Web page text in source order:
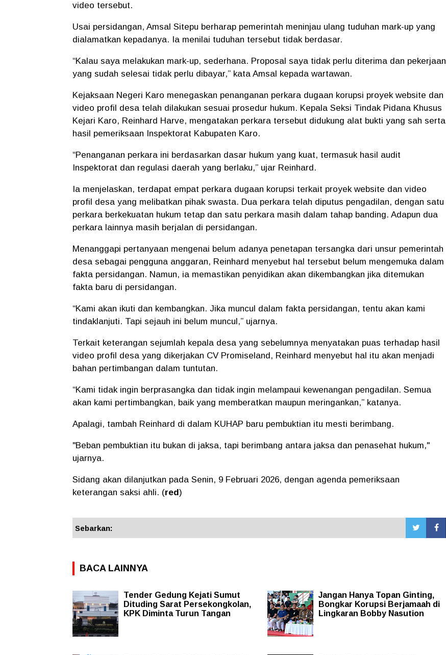
video tersebut.
Usai persidangan, Amsal Sitepu berharap pemerintah meninjau ulang tuduhan mark-up yang
dialamatkan kepadanya. Ia menilai tuduhan tersebut tidak berdasar.
“Kalau saya melakukan mark-up, sederhana. Proposal saya tidak perlu diterima dan pekerjaan
yang sudah selesai tidak perlu dibayar,” kata Amsal kepada wartawan.
Kejaksaan Negeri Karo menegaskan penanganan perkara dugaan korupsi proyek website dan
video profil desa telah dilakukan sesuai prosedur hukum. Kepala Seksi Tindak Pidana Khusus
Kejari Karo, Reinhard Harve, mengatakan perkara tersebut didukung alat bukti yang sah serta
hasil pemeriksaan Inspektorat Kabupaten Karo.
“Penanganan perkara ini berdasarkan dasar hukum yang kuat, termasuk hasil audit
Inspektorat dan regulasi daerah yang berlaku,” ujar Reinhard.
Ia menjelaskan, terdapat empat perkara dugaan korupsi terkait proyek website dan video
profil desa yang melibatkan pihak swasta. Dua perkara telah diputus pengadilan, dengan satu
perkara berkekuatan hukum tetap dan satu perkara masih dalam tahap banding. Adapun dua
perkara lainnya masih berjalan di persidangan.
Menanggapi pertanyaan mengenai belum adanya penetapan tersangka dari unsur pemerintah
desa sebagai pengguna anggaran, Reinhard menyebut hal tersebut belum mengemuka dalam
fakta persidangan. Namun, ia memastikan penyidikan akan dikembangkan jika ditemukan
fakta baru di persidangan.
“Kami akan ikuti dan kembangkan. Jika muncul dalam fakta persidangan, tentu akan kami
tindaklanjuti. Tapi sejauh ini belum muncul,” ujarnya.
Terkait keterangan sejumlah kepala desa yang sebelumnya menyatakan puas terhadap hasil
video profil desa yang dikerjakan CV Promiseland, Reinhard menyebut hal itu akan menjadi
bahan pertimbangan dalam tuntutan.
“Kami tidak ingin berprasangka dan tidak ingin melampaui kewenangan pengadilan. Semua
akan kami pertimbangkan, baik yang memberatkan maupun meringankan,” katanya.
Apalagi, tambah Reinhard di dalam KUHAP baru pembuktian itu mesti berimbang.
"Beban pembuktian itu bukan di jaksa, tapi berimbang antara jaksa dan penasehat hukum,"
ujarnya.
Sidang akan dilanjutkan pada Senin, 9 Februari 2026, dengan agenda pemeriksaan
keterangan saksi ahli. (red )
Sebarkan:
BACA LAINNYA
Tender Gedung Kejati Sumut
Dituding Sarat Persekongkolan,
KPK Diminta Turun Tangan
Jangan Hanya Topan Ginting,
Bongkar Korupsi Berjamaah di
Lingkaran Bobby Nasution